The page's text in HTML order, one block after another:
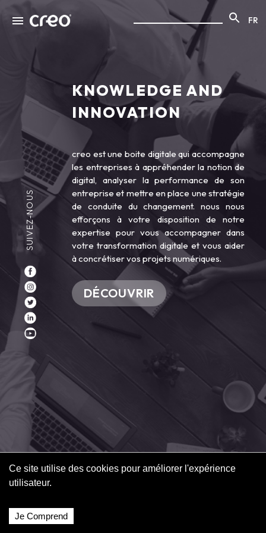
FR
SUIVEZ-NOUS
KNOWLEDGE AND
INNOVATION
creo est une boite digitale qui accompagne
les entreprises à appréhender la notion de
digital, analyser la performance de son
entreprise et mettre en place une stratégie
de conduite du changement. nous nous
efforçons à votre disposition de notre
expertise pour vous accompagner dans
votre transformation digitale et vous aider
à concrétiser vos projets numériques.
DÉCOUVRIR
Ce site utilise des cookies pour améliorer l'expérience
utilisateur.
Je Comprend